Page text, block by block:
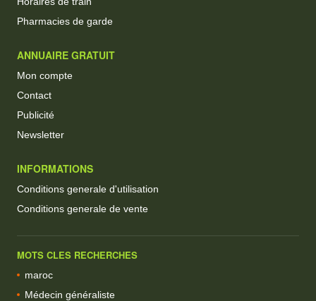
Pharmacies de garde
ANNUAIRE GRATUIT
Mon compte
Contact
Publicité
Newsletter
INFORMATIONS
Conditions generale d'utilisation
Conditions generale de vente
MOTS CLES RECHERCHES
maroc
Médecin généraliste